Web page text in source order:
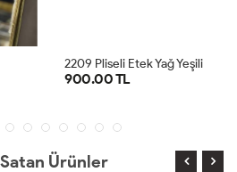
2209 Pliseli Etek Yağ Yeşili
900.00 TL
Ürünler